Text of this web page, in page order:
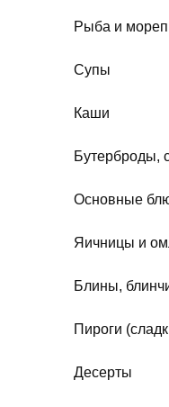
Рыба и
Супы
Каши
Бутерброды,
Основные
Яичницы и
Блины,
Пироги
Десерты